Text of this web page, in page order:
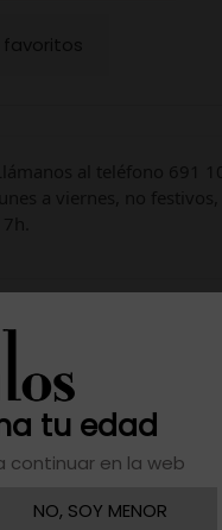
tu edad
continuar en la web
NO, SOY MENOR

un compromiso con
la riqueza y el